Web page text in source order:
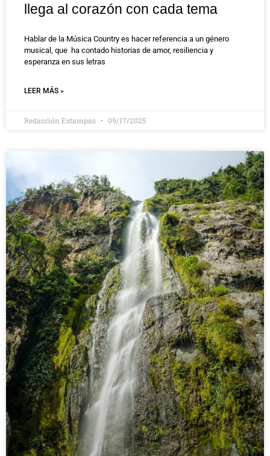
llega al corazón con cada tema
Hablar de la Música Country es hacer referencia a un género
musical, que ha contado historias de amor, resiliencia y
esperanza en sus letras
LEER MÁS »
Redacción Estampas 09/17/2025